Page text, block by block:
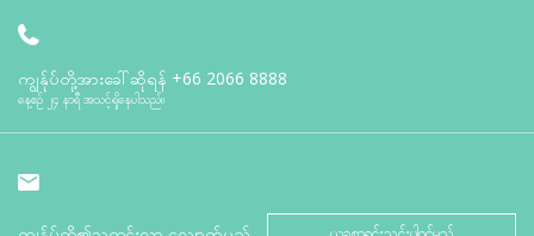
ကျွန်ုပ်တို့အားခေါ်ဆိုရန် +66 2066 8888
နေ့စဉ် ၂၄ နာရီ အသင့်ရှိနေပါသည်။